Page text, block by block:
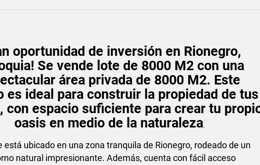
oportunidad de inversión en Rionegro,
Se vende lote de 8000 M2 con una
área privada de 8000 M2. Este
es ideal para construir la propiedad de tus
con espacio suficiente para crear tu
oasis en medio de la naturaleza.
está ubicado en una zona tranquila de Rionegro, rodeado de un
natural impresionante. Además, cuenta con fácil acceso